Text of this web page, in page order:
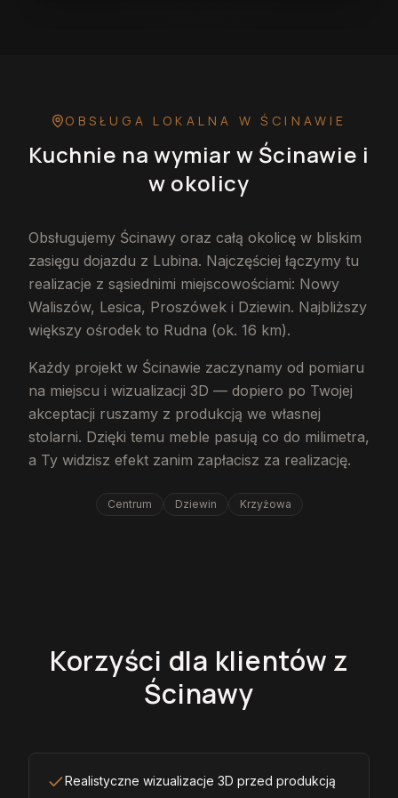
OBSŁUGA LOKALNA W ŚCINAWIE
Kuchnie na wymiar w Ścinawie i
w okolicy
Obsługujemy Ścinawy oraz całą okolicę w bliskim
zasięgu dojazdu z Lubina. Najczęściej łączymy tu
realizacje z sąsiednimi miejscowościami: Nowy
Waliszów, Lesica, Proszówek i Dziewin. Najbliższy
większy ośrodek to Rudna (ok. 16 km).
Każdy projekt w Ścinawie zaczynamy od pomiaru
na miejscu i wizualizacji 3D — dopiero po Twojej
akceptacji ruszamy z produkcją we własnej
stolarni. Dzięki temu meble pasują co do milimetra,
a Ty widzisz efekt zanim zapłacisz za realizację.
Centrum Dziewin Krzyżowa
Korzyści dla klientów z
Ścinawy
Realistyczne wizualizacje 3D przed produkcją